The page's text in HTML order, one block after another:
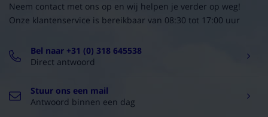
Neem contact met ons op en wij helpen je verder op weg!
Onze klantenservice is bereikbaar van 08:30 tot 17:00 uur
Bel naar +31 (0) 318 645538
Direct antwoord
Stuur ons een mail
Antwoord binnen een dag